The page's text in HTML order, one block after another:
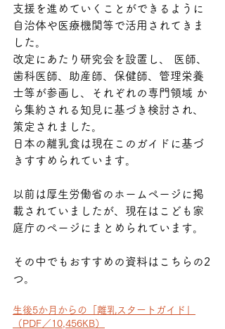
支援を進めていくことができるように
自治体や医療機関等で活用されてきま
した。
改定にあたり研究会を設置し、 医師、
歯科医師、助産師、保健師、管理栄養
士等が参画し、それぞれの専門領域 か
ら集約される知見に基づき検討され、
策定されました。
日本の離乳食は現在このガイドに基づ
きすすめられています。
以前は厚生労働省のホームページに掲
載されていましたが、現在はこども家
庭庁のページにまとめられています。
その中でもおすすめの資料はこちらの2
つ。
生後5か月からの「離乳スタートガイド」
（PDF／10,456KB）